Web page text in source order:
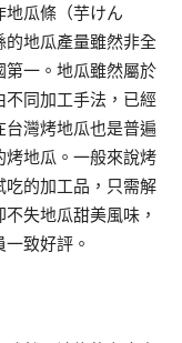
瓜條（芋けん
的地瓜產量雖然非全
第一。地瓜雖然屬於
不同加工手法，已經
灣烤地瓜也是普遍
地瓜。一般來說烤
的加工品，只需解
失地瓜甜美風味，
致好評。